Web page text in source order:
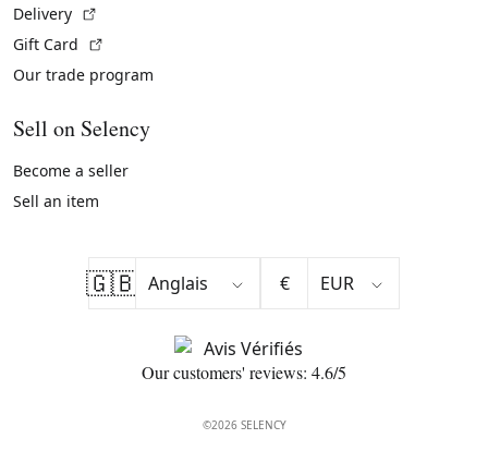
Delivery
Gift Card
Our trade program
Sell on Selency
Become a seller
Sell an item
🇬🇧 €
Our customers' reviews: 4.6/5
©2026 SELENCY